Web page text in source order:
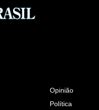
Opinião
Política